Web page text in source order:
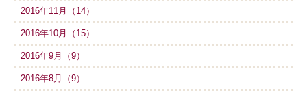
2016年11月（14）
2016年10月（15）
2016年9月（9）
2016年8月（9）